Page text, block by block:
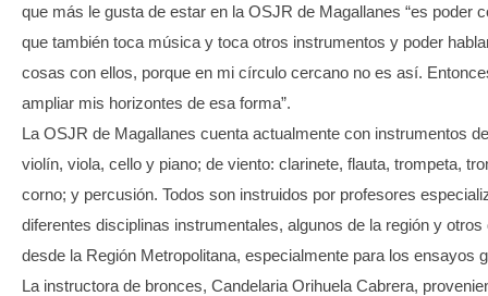
que más le gusta de estar en la OSJR de Magallanes “es poder
que también toca música y toca otros instrumentos y poder
cosas con ellos, porque en mi círculo cercano no es así.
ampliar mis horizontes de esa forma”.
La OSJR de Magallanes cuenta actualmente con instrumentos
violín, viola, cello y piano; de viento: clarinete, flauta, trompeta,
corno; y percusión. Todos son instruidos por profesores
diferentes disciplinas instrumentales, algunos de la región y otros
desde la Región Metropolitana, especialmente para los ensayos
La instructora de bronces, Candelaria Orihuela Cabrera,